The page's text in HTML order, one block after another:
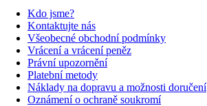
Kdo jsme?
Kontaktujte nás
Všeobecné obchodní podmínky
Vrácení a vrácení peněz
Právní upozornění
Platební metody
Náklady na dopravu a možnosti doručení
Oznámení o ochraně soukromí